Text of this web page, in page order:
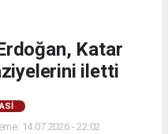
Katar
iletti
14.07.2026 - 22:02